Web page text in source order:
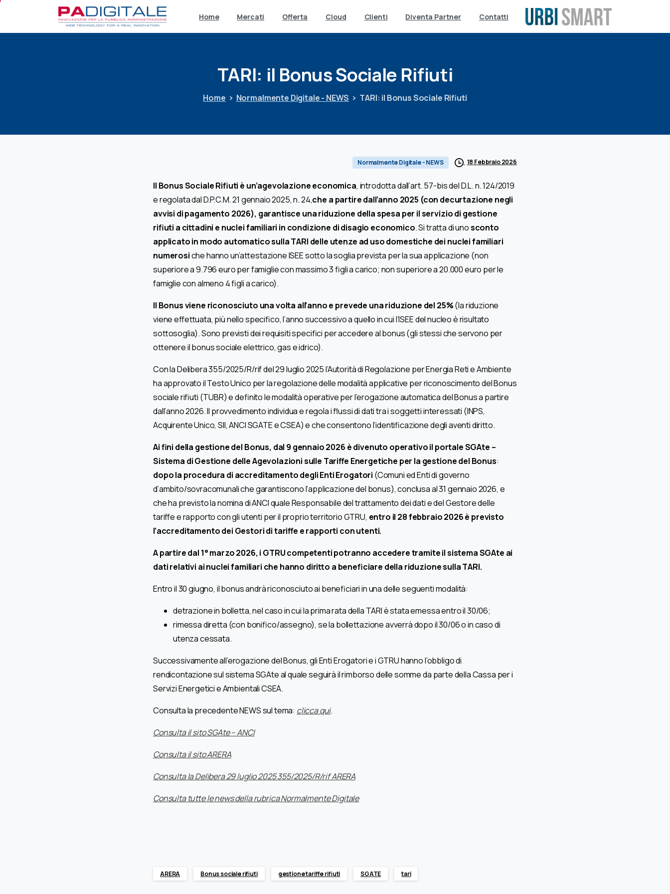
Home Mercati Offerta Cloud Clienti Diventa Partner Contatti
TARI: il BonusSociale Rifiuti
Home Normalmente Digitale - NEWS TARI: il Bonus Sociale Rifiuti
Normalmente Digitale - NEWS 18 Febbraio 2026
Il Bonus Sociale Rifiuti è un’agevolazione economica, introdotta dall’art. 57-bis del D.L. n. 124/2019
e regolata dal D.P.C.M. 21 gennaio 2025, n. 24,che a partire dall’anno 2025 (con decurtazione negli
avvisi di pagamento 2026), garantisce una riduzione della spesa per il servizio di gestione
rifiuti a cittadini e nuclei familiari in condizione di disagio economico. Si tratta di unosconto
applicato in modo automatico sulla TARI delle utenze ad uso domestiche dei nuclei familiari
numerosiche hanno un’attestazione ISEE sotto la soglia prevista per la sua applicazione (non
superiore a 9.796 euro per famiglie con massimo 3 figli a carico; non superiore a 20.000 euro per le
famiglie con almeno 4 figli a carico).
Il Bonus viene riconosciuto una volta all’anno e prevede una riduzione del 25%(la riduzione
viene effettuata, più nello specifico, l’anno successivo a quello in cui l’ISEE del nucleo è risultato
sottosoglia). Sono previsti dei requisiti specifici per accedere al bonus (gli stessi che servono per
ottenere il bonus sociale elettrico, gas e idrico).
Con la Delibera 355/2025/R/rif del 29 luglio 2025 l’Autorità di Regolazione per Energia Reti e Ambiente
ha approvato il Testo Unico per la regolazione delle modalità applicative per riconoscimento del Bonus
sociale rifiuti (TUBR) e definito le modalità operative per l’erogazione automatica del Bonus a partire
dall’anno 2026. Il provvedimento individua e regola i flussi di dati tra i soggetti interessati (INPS,
Acquirente Unico, SII, ANCI SGATE e CSEA) e che consentono l’identificazione degli aventi diritto.
Ai fini della gestione del Bonus, dal 9 gennaio 2026 è divenuto operativo il portale SGAte –
Sistema di Gestione delle Agevolazioni sulle Tariffe Energetiche per la gestione del Bonus:
dopo la procedura di accreditamento degli Enti Erogatori (Comuni ed Enti di governo
d’ambito/sovracomunali che garantiscono l’applicazione del bonus), conclusa al 31 gennaio 2026, e
che ha previsto la nomina di ANCI quale Responsabile del trattamento dei dati e del Gestore delle
tariffe e rapporto con gli utenti per il proprio territorio GTRU, entro il 28 febbraio 2026 è previsto
l’accreditamento dei Gestori di tariffe e rapporti con utenti.
A partire dal 1° marzo 2026, i GTRU competenti potranno accedere tramite il sistema SGAte ai
dati relativi ai nuclei familiari che hanno diritto a beneficiare della riduzione sulla TARI.
Entro il 30 giugno, il bonus andrà riconosciuto ai beneficiari in una delle seguenti modalità:
detrazione in bolletta, nel caso in cui la prima rata della TARI è stata emessa entro il 30/06;
rimessa diretta (con bonifico/assegno), se la bollettazione avverrà dopo il 30/06 o in caso di
utenza cessata.
Successivamente all’erogazione del Bonus, gli Enti Erogatori e i GTRU hanno l’obbligo di
rendicontazione sul sistema SGAte al quale seguirà il rimborso delle somme da parte della Cassa per i
Servizi Energetici e Ambientali CSEA.
Consulta la precedente NEWS sul tema: clicca qui.
Consulta il sito SGAte – ANCI
Consulta il sito ARERA
Consulta la Delibera 29 luglio 2025 355/2025/R/rif ARERA
Consulta tutte le news della rubrica Normalmente Digitale
ARERA Bonus sociale rifiuti gestione tariffe rifiuti SGATE tari